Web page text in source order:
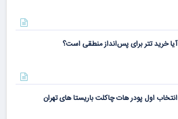
آیا خرید تتر برای پس‌انداز منطقی است؟
انتخاب اول پودر هات چاکلت باریستا های تهران